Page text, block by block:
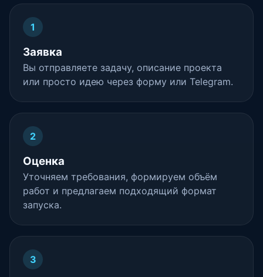
1
Заявка
Вы отправляете задачу, описание проекта
или просто идею через форму или Telegram.
2
Оценка
Уточняем требования, формируем объём
работ и предлагаем подходящий формат
запуска.
3